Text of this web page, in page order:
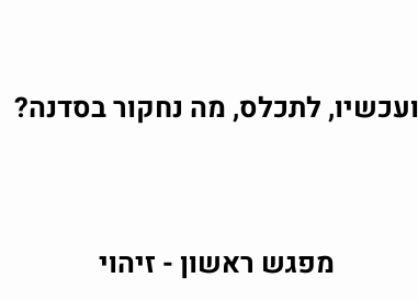
ועכשיו, לתכלס, מה נחקור בסדנה?
מפגש ראשון - זיהוי